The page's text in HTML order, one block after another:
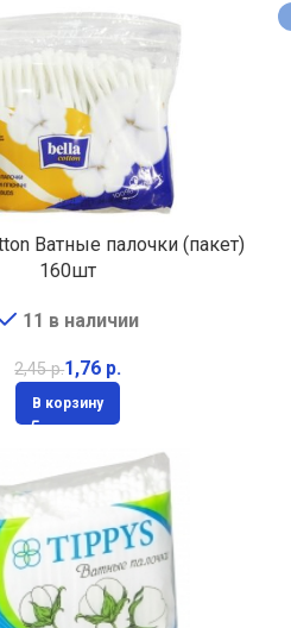
Ватные палочки (пакет)
160шт
11 в наличии
2,45р.1,76 р.
В корзину